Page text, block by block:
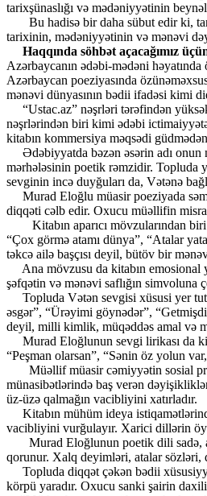
tarixşünaslığı və mədəniyyətinin
Bu hadisə bir daha sübut edir ki,
tarixinin, mədəniyyətinin və mənəvi
Haqqında söhbət açacağımız
Azərbaycanın ədəbi-mədəni
Azərbaycan poeziyasında
mənəvi dünyasının bədii ifadəsi kimi
“Ustac.az” nəşrləri tərəfindən yüksək
nəşrlərindən biri kimi ədəbi
kitabın kommersiya məqsədi
Ədəbiyyatda bəzən əsərin adı onun
mərhələsinin poetik rəmzidir. Topluda
sevginin incə duyğuları da, Vətənə
Murad Eloğlu müasir poeziyada
diqqəti cəlb edir. Oxucu müəllifin
Kitabın aparıcı mövzularından biri
“Çox görmə atamı dünya”, “Atalar
təkcə ailə başçısı deyil, bütöv bir
Ana mövzusu da kitabın emosional
şəfqətin və mənəvi saflığın simvoluna
Topluda Vətən sevgisi xüsusi yer
əsgər”, “Ürəyimi göynədər”,
deyil, milli kimlik, müqəddəs amal və
Murad Eloğlunun sevgi lirikası da
“Peşman olarsan”, “Sənin öz yolun
Müəllif müasir cəmiyyətin sosial
münasibətlərində baş verən
üz-üzə qalmağın vacibliyini xatırladır.
Kitabın mühüm ideya
vacibliyini vurğulayır. Xarici dillərin
Murad Eloğlunun poetik dili sadə,
qorunur. Xalq deyimləri, atalar sözləri,
Topluda diqqət çəkən bədii
körpü yaradır. Oxucu sanki şairin